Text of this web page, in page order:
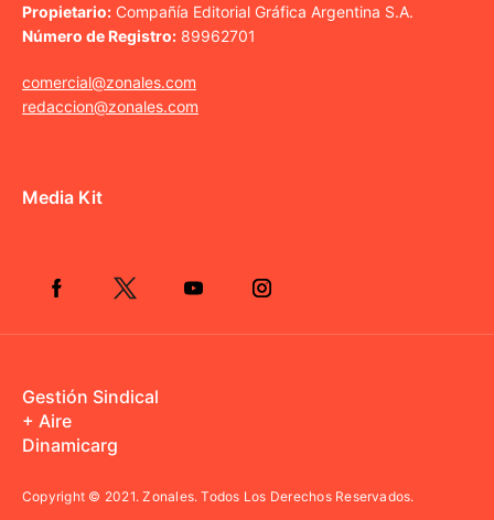
Propietario: Compañía Editorial Gráfica Argentina S.A.
Número de Registro: 89962701
comercial@zonales.com
redaccion@zonales.com
Media Kit
Gestión Sindical
+ Aire
Dinamicarg
Copyright © 2021.Zonales. Todos Los Derechos Reservados.